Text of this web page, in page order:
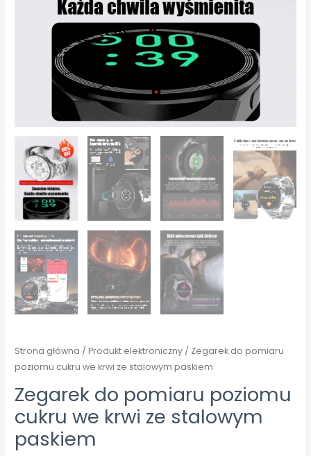
Strona główna /Produkt elektroniczny / Zegarek do pomiaru
poziomu cukru we krwi ze stalowym paskiem
Zegarek do pomiaru poziomu
cukru we krwi ze stalowym
paskiem